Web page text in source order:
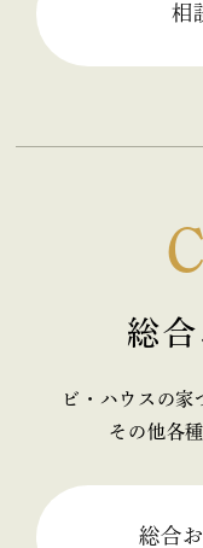
2025年07月 (2)
2025年02月 (2)
2025年01月 (1)
2024年11月 (1)
相
総
ビ・ハウスの家
その他各
総合